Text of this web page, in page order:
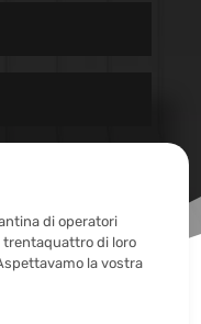
di operatori
di loro
la vostra